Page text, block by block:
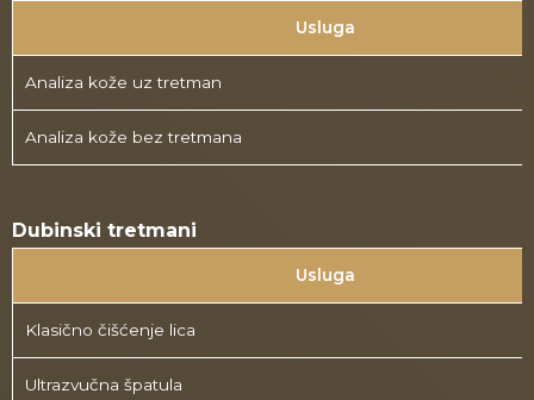
Usluga
Analiza kože uz tretman
Analiza kože bez tretmana
Dubinski tretmani
Usluga
Klasično čišćenje lica
Ultrazvučna špatula